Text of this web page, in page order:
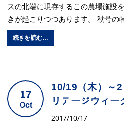
スの北端に現存するこの農場施設
きが起こりつつあります。 秋号
続きを読む…
17
Oct
10/19（木）～
リテージウィー
2017/10/17